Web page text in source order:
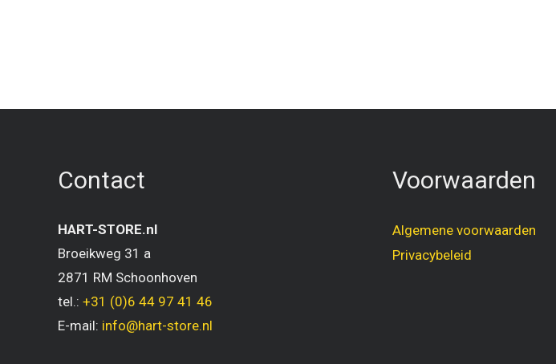
Contact
HART-STORE.nl
Broeikweg 31 a
2871 RM Schoonhoven
tel.: +31 (0)6 44 97 41 46
E-mail: info@hart-store.nl
Voorwaarden
Algemene voorwaarden
Privacybeleid